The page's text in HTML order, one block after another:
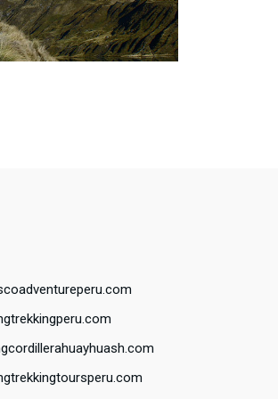
x
t